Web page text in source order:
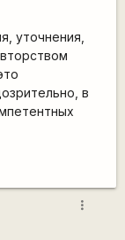
уточнения,
в
more_vert